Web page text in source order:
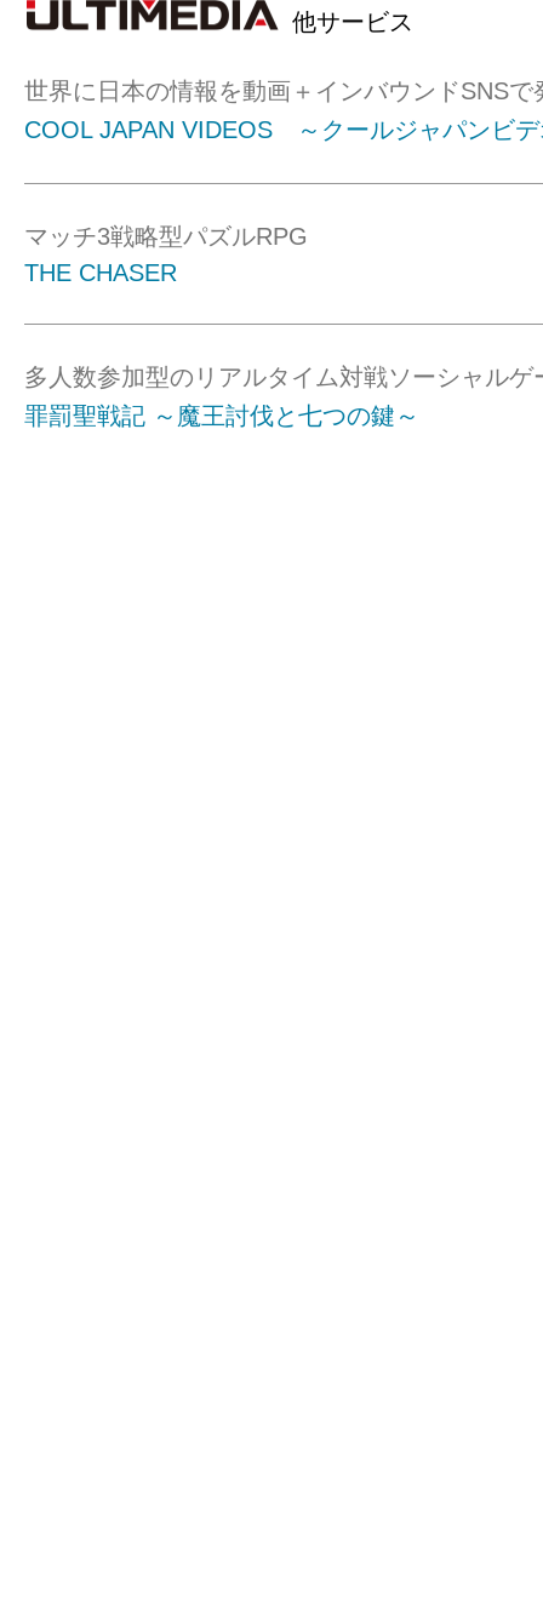
他サービス
世界に日本の情報を動画＋インバウンドSNSで
COOL JAPAN VIDEOS ～クールジャパンビ
マッチ3戦略型パズルRPG
THE CHASER
多人数参加型のリアルタイム対戦ソーシャルゲ
罪罰聖戦記 ～魔王討伐と七つの鍵～